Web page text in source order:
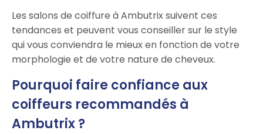
Les salons de coiffure à Ambutrix suivent ces
tendances et peuvent vous conseiller sur le style
qui vous conviendra le mieux en fonction de votre
morphologie et de votre nature de cheveux.
Pourquoi faire confiance aux
coiffeurs recommandés à
Ambutrix ?